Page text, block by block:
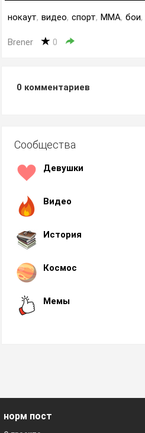
нокаут, видео, спорт, ММА, бои,
Brener 0
0 комментариев
Сообщества
Девушки
Видео
История
Космос
Мемы
норм пост